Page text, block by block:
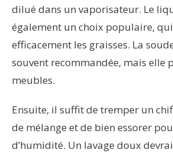
dilué dans un vaporisateur. Le
également un choix populaire,
efficacement les graisses. La
souvent recommandée, mais elle
meubles.
Ensuite, il suffit de tremper un
de mélange et de bien essorer
d’humidité. Un lavage doux